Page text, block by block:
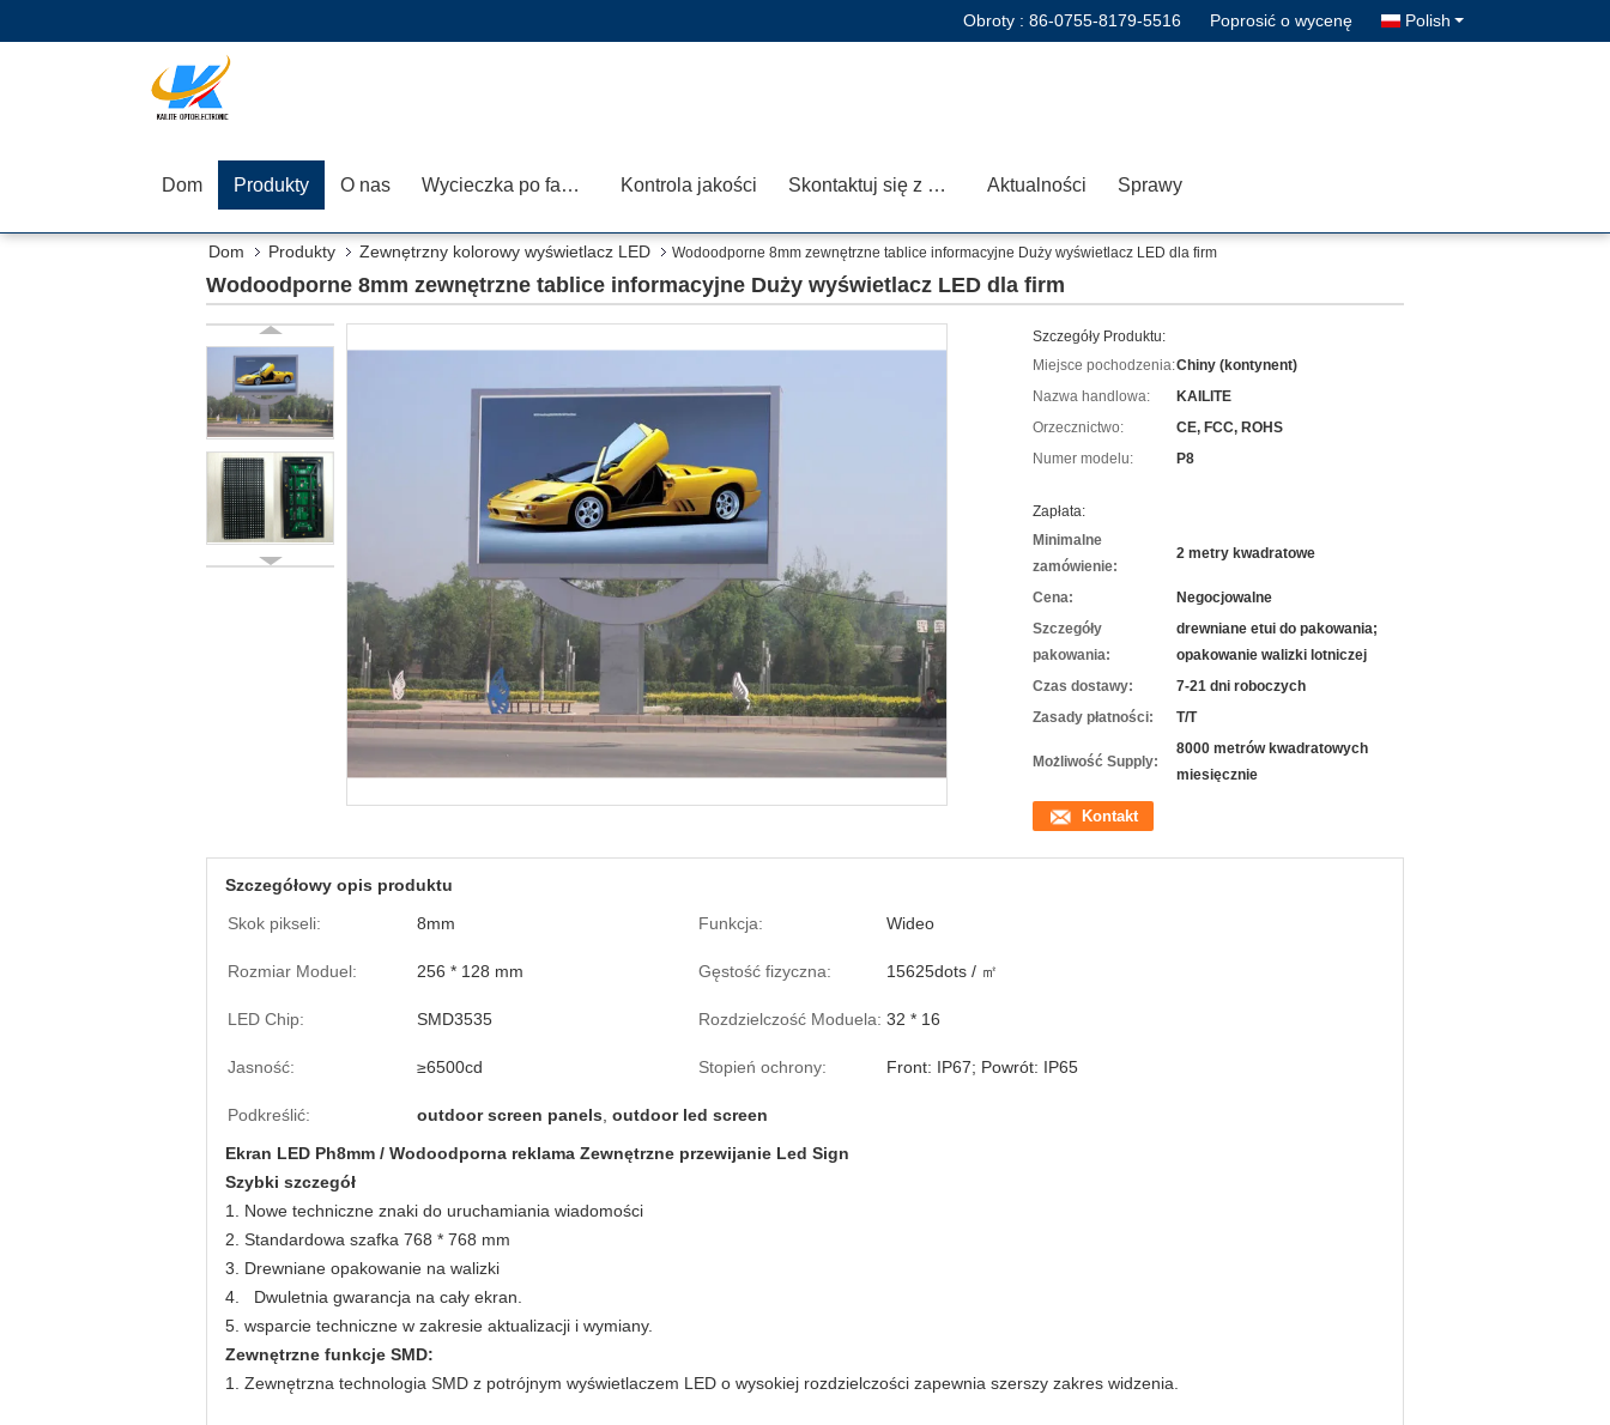
Obroty : 86-0755-8179-5516 Poprosić o wycenę Polish
Dom Produkty O nas Wycieczka po fabryce Kontrola jakości Skontaktuj się z nami Aktualności Sprawy
Dom Produkty Zewnętrzny kolorowy wyświetlacz LED Wodoodporne 8mm zewnętrzne tablice informacyjne Duży wyświetlacz LED dla firm
Wodoodporne 8mm zewnętrzne tablice informacyjne Duży wyświetlacz LED dla firm
Szczegóły Produktu:
Miejsce pochodzenia:Chiny (kontynent)
Nazwa handlowa:
KAILITE
Orzecznictwo:
CE, FCC, ROHS
Numer modelu:
P8
Zapłata:
Minimalne
zamówienie:
2 metry kwadratowe
Cena:
Negocjowalne
Szczegóły
pakowania:
drewniane etui do pakowania;
opakowanie walizki lotniczej
Czas dostawy:
7-21 dni roboczych
Zasady płatności:
T/T
Możliwość Supply:
8000 metrów kwadratowych
miesięcznie
Kontakt
Szczegółowy opis produktu
Skok pikseli:
8mm Funkcja: Wideo
Rozmiar Moduel: 256 * 128 mm Gęstość fizyczna: 15625dots / ㎡
LED Chip: SMD3535 Rozdzielczość Moduela: 32 * 16
Jasność: ≥6500cd Stopień ochrony: Front: IP67; Powrót: IP65
Podkreślić: outdoor screen panels outdoor led screen
Ekran LED Ph8mm / Wodoodporna reklama Zewnętrzne przewijanie Led Sign
Szybki szczegół
1. Nowe techniczne znaki do uruchamiania wiadomości
2. Standardowa szafka 768 * 768 mm
3. Drewniane opakowanie na walizki
4.
Dwuletnia gwarancja na cały ekran.
5. wsparcie techniczne w zakresie aktualizacji i wymiany.
Zewnętrzne funkcje SMD:
1. Zewnętrzna technologia SMD z potrójnym wyświetlaczem LED o wysokiej rozdzielczości zapewnia szerszy zakres widzenia.